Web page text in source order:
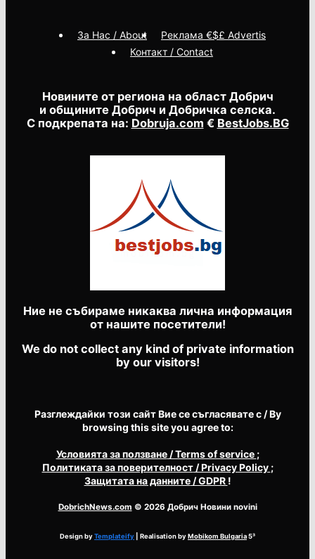
Новините от региона на област Добрич
и общините Добрич и Добричка селска.
С подкрепата на: Dobruja.com € BestJobs.BG
Ние не събираме никаква лична информация
от нашите посетители!
We do not collect any kind of private information
by our visitors!
Разглеждайки този сайт Вие се съгласявате с / By
browsing this site you agree to:
Условията за ползване/ Terms of service ;
Политиката за поверителност/ Privacy Policy ;
Защитата на данните/ GDPR !
DobrichNews.com © 2026 Добрич Новини novini
Design byTemplateify | Realisation byMobikom Bulgaria5³
За Нас / About
Реклама €$£ Advertis
Контакт / Contact